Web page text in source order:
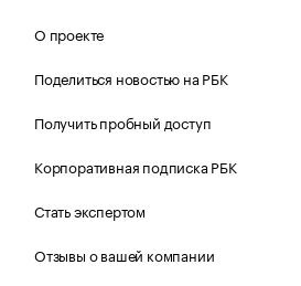
О проекте
Поделиться новостью на РБК
Получить пробный доступ
Корпоративная подписка РБК
Стать экспертом
Отзывы о вашей компании